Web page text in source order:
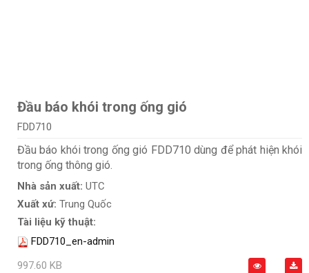
Đầu báo khói trong ống gió
FDD710
Đầu báo khói trong ống gió FDD710 dùng để phát hiện khói
trong ống thông gió.
Nhà sản xuất: UTC
Xuất xứ: Trung Quốc
Tài liệu kỹ thuật:
FDD710_en-admin
997.60 KB